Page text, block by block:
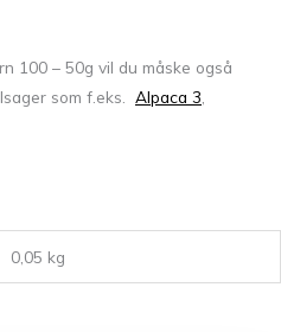
100 – 50g vil du måske også
som f.eks. Alpaca 3
0,05 kg